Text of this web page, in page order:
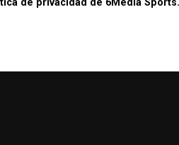
de privacidad de 6Media Sports.